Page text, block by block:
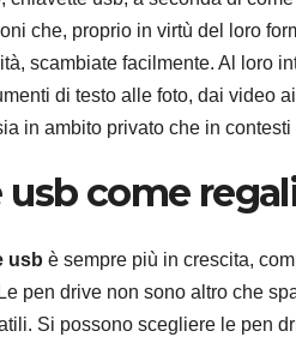
che, proprio in virtù del loro
scambiate facilmente. Al loro
di testo alle foto, dai video
in ambito privato che in
usb come
usb è sempre più in crescita,
pen drive non sono altro che
Si possono scegliere le pen